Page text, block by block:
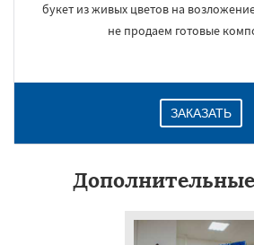
букет из живых цветов на
не продаем готовые
ЗАКАЗАТЬ